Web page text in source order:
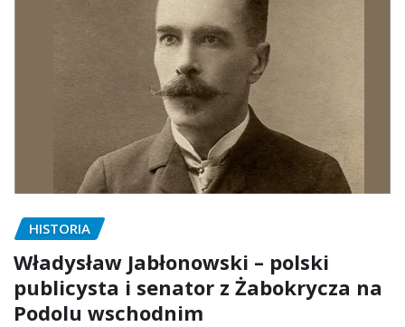
HISTORIA
Władysław Jabłonowski – polski
publicysta i senator z Żabokrycza na
Podolu wschodnim